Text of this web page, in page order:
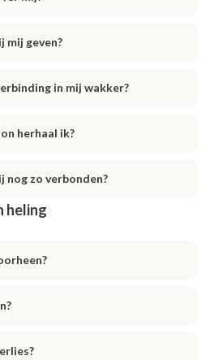
mij geven?
in mij wakker?
herhaal ik?
nog zo verbonden?
heling